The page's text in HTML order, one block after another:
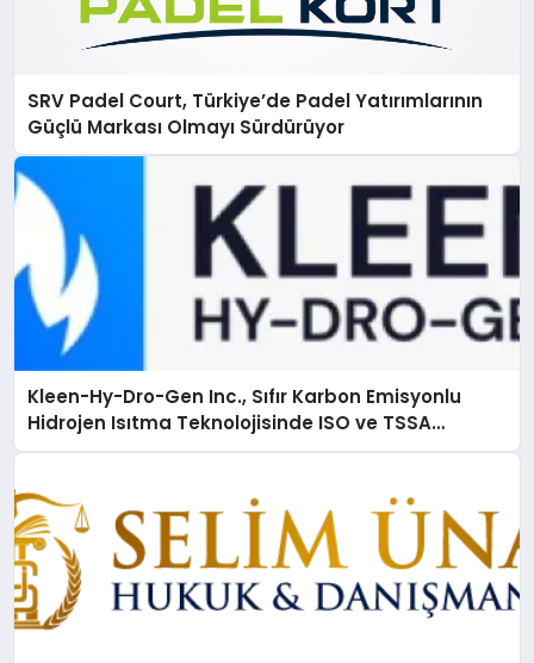
SRV Padel Court, Türkiye’de Padel Yatırımlarının
Güçlü Markası Olmayı Sürdürüyor
Kleen-Hy-Dro-Gen Inc., Sıfır Karbon Emisyonlu
Hidrojen Isıtma Teknolojisinde ISO ve TSSA
Düzenleyici Onaylarını Aldı